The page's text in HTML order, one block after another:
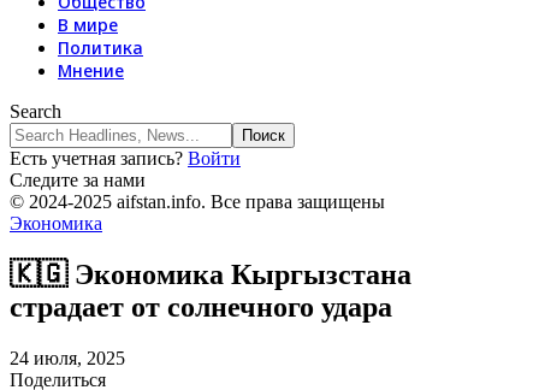
В мире
Политика
Мнение
Search
Есть учетная запись? Войти
Следите за нами
© 2024-2025 aifstan.info. Все права защищены
Экономика
🇰🇬 Экономика Кыргызстана
страдает от солнечного удара
24 июля, 2025
Поделиться